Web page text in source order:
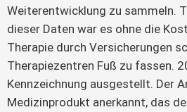
Weiterentwicklung zu sammeln.
dieser Daten war es ohne die
Therapie durch Versicherungen
Therapiezentren Fuß zu fassen.
Kennzeichnung ausgestellt. Der
Medizinprodukt anerkannt, das